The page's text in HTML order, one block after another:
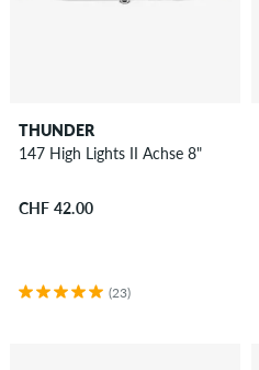
THUNDER
147 High Lights II Achse 8"
CHF 42.00
(23)